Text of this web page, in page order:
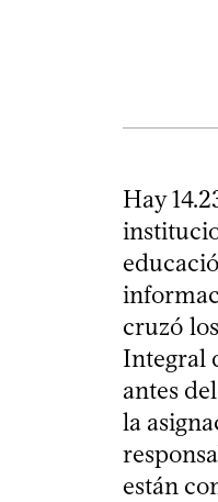
Hay
cruzó
Integral
antes
la
están